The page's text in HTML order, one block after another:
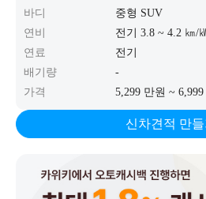
바디
중형 SUV
연비
전기 3.8 ~ 4.2 ㎞/
연료
전기
배기량
-
가격
5,299 만원 ~ 6,999
신차견적 만들